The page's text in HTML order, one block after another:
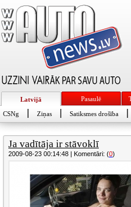
Latvijā Pasaulē
CSNg Ziņas Satiksmes drošība
Ja vadītāja ir stāvoklī
2009-08-23 00:14:48 | Komentāri: (0)